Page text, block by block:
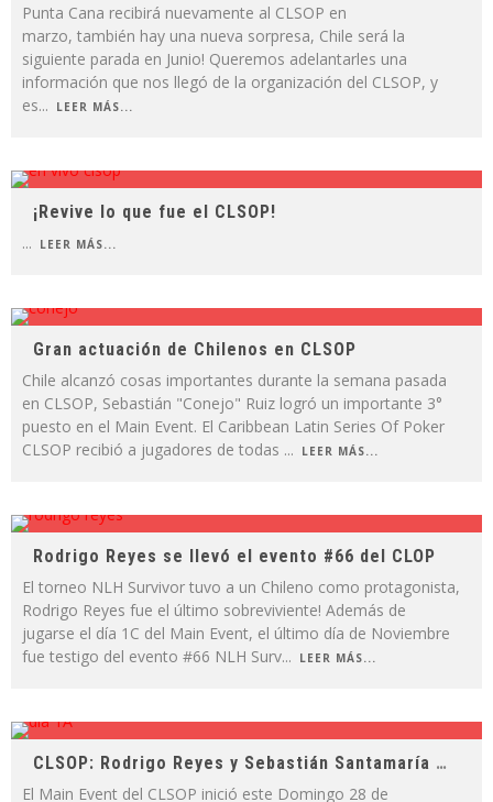
Punta Cana recibirá nuevamente al CLSOP en
marzo, también hay una nueva sorpresa, Chile será la
siguiente parada en Junio! Queremos adelantarles una
información que nos llegó de la organización del CLSOP, y
es... LEER MÁS...
¡Revive lo que fue el CLSOP!
...
LEER MÁS...
Gran actuación de Chilenos en CLSOP
Chile alcanzó cosas importantes durante la semana pasada
en CLSOP, Sebastián "Conejo" Ruiz logró un importante 3°
puesto en el Main Event. El Caribbean Latin Series Of Poker
CLSOP recibió a jugadores de todas ... LEER MÁS...
Rodrigo Reyes se llevó el evento #66 del CLOP
El torneo NLH Survivor tuvo a un Chileno como protagonista,
Rodrigo Reyes fue el último sobreviviente! Además de
jugarse el día 1C del Main Event, el último día de Noviembre
fue testigo del evento #66 NLH Surv... LEER MÁS...
CLSOP: Rodrigo Reyes y Sebastián Santamaría los Chilenos que superaron el Día 1A
El Main Event del CLSOP inició este Domingo 28 de